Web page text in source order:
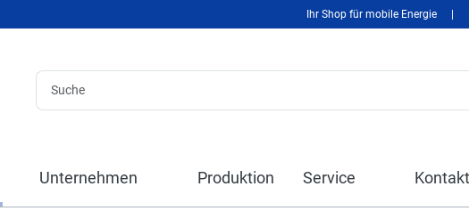
Ihr Shop für mobile Energie
Unternehmen Produktion Service Kontakt